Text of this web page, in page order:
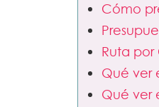
Cómo
Ruta por
Qué ver
Qué ver